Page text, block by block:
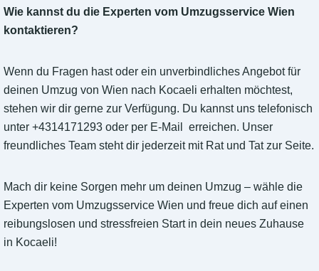
Wie kannst du die Experten vom Umzugsservice Wien
kontaktieren?
Wenn du Fragen hast oder ein unverbindliches Angebot für
deinen Umzug von Wien nach Kocaeli erhalten möchtest,
stehen wir dir gerne zur Verfügung. Du kannst uns telefonisch
unter +4314171293 oder per E-Mail erreichen. Unser
freundliches Team steht dir jederzeit mit Rat und Tat zur Seite.
Mach dir keine Sorgen mehr um deinen Umzug – wähle die
Experten vom Umzugsservice Wien und freue dich auf einen
reibungslosen und stressfreien Start in dein neues Zuhause
in Kocaeli!